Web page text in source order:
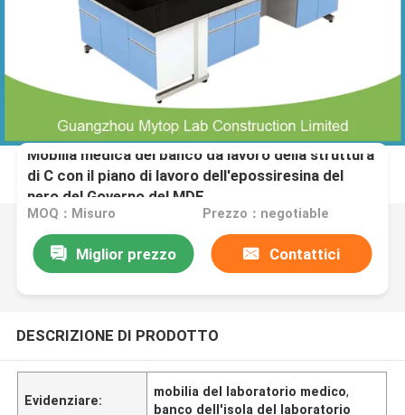
Mobilia medica del banco da lavoro della struttura
di C con il piano di lavoro dell'epossiresina del
nero del Governo del MDF
MOQ：Misuro Prezzo：negotiable
Miglior prezzo Contattici
DESCRIZIONE DI PRODOTTO
Evidenziare:
mobilia del laboratorio medico,
banco dell'isola del laboratorio